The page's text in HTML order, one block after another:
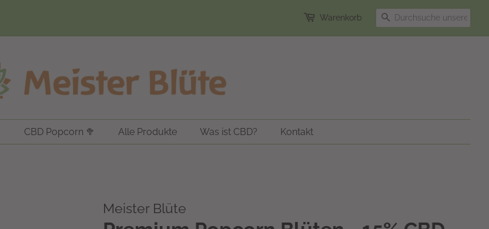
Warenkorb Suchen
CBD Popcorn 🥦 Alle Produkte Was ist CBD? Kontakt
Meister Blüte